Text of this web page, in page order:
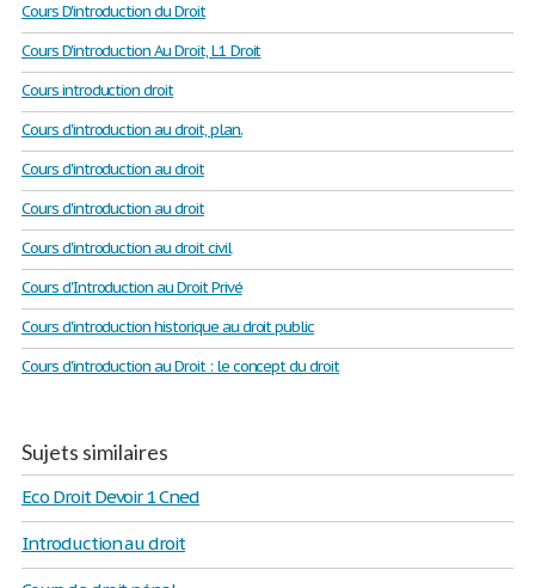
Cours D'introduction du Droit
Cours D'introduction Au Droit, L1 Droit
Cours introduction droit
Cours d'introduction au droit, plan.
Cours d'introduction au droit
Cours d'introduction au droit
Cours d'introduction au droit civil
Cours d'Introduction au Droit Privé
Cours d'introduction historique au droit public
Cours d'introduction au Droit : le concept du droit
Sujets similaires
Eco Droit Devoir 1 Cned
Introduction au droit